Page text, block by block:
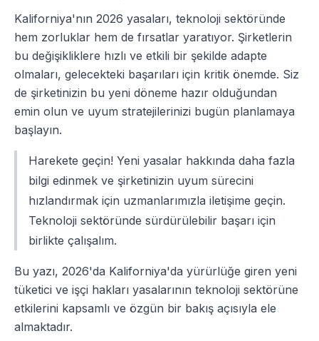
Kaliforniya'nın 2026 yasaları, teknoloji sektöründe
hem zorluklar hem de fırsatlar yaratıyor. Şirketlerin
bu değişikliklere hızlı ve etkili bir şekilde adapte
olmaları, gelecekteki başarıları için kritik önemde. Siz
de şirketinizin bu yeni döneme hazır olduğundan
emin olun ve uyum stratejilerinizi bugün planlamaya
başlayın.
Harekete geçin! Yeni yasalar hakkında daha fazla
bilgi edinmek ve şirketinizin uyum sürecini
hızlandırmak için uzmanlarımızla iletişime geçin.
Teknoloji sektöründe sürdürülebilir başarı için
birlikte çalışalım.
Bu yazı, 2026'da Kaliforniya'da yürürlüğe giren yeni
tüketici ve işçi hakları yasalarının teknoloji sektörüne
etkilerini kapsamlı ve özgün bir bakış açısıyla ele
almaktadır.